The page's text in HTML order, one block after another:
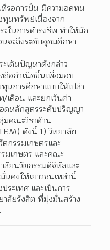
รอการปั้น มีความอดทน
ทุนทรัพย์เนื่องจาก
ในการดำรงชีพ ทำให้มัก
จะถึงระดับอุดมศึกษา
ะเด็นปัญหาดังกล่าว
ถือกำเนิดขึ้นเพื่อมอบ
นการศึกษาแบบให้เปล่า
ดือน และยกเว้นค่า
ดหลักสูตรระดับปริญญา
คณะวิชาด้าน
ดังนี้ 1) วิทยาลัย
กรรมเกษตรและ
มเกษตร และคณะ
ลัยนวัตกรรมดิจิทัลและ
นคงให้เยาวชนเหล่านี้
ระเทศ และเป็นการ
ลัยรังสิต ที่มุ่งมั่นสร้าง